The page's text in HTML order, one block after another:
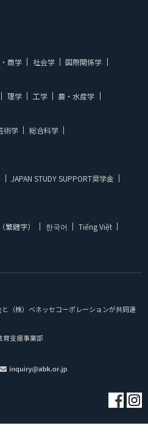
商学 社会学
国際関係学
理学 工学
農・水産学
術学 総合科学
JAPAN STUDY SUPPORT奨学金
繁體字） 한국어
Tiếng Việt
（株）ベネッセコーポレーションが共同運
育支援事業部